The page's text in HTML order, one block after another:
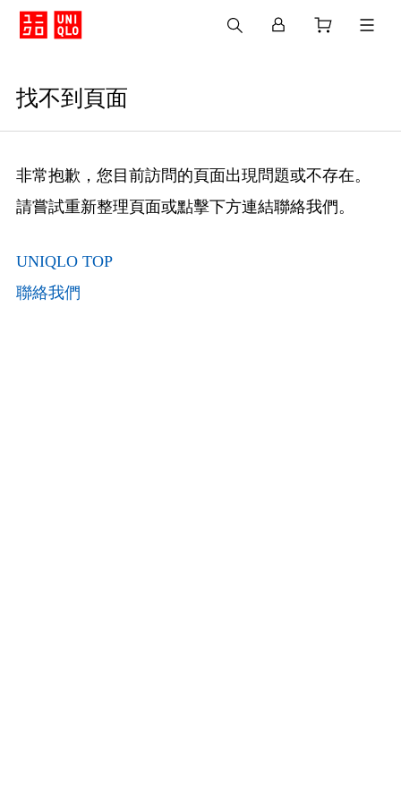
找不到頁面
非常抱歉，您目前訪問的頁面出現問題或不存在。
請嘗試重新整理頁面或點擊下方連結聯絡我們。
UNIQLO TOP
聯絡我們